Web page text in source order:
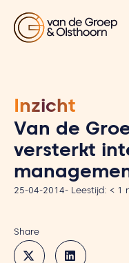
Share
Inzicht
Van de
versterkt
25-04-2014- Leestijd: < 1